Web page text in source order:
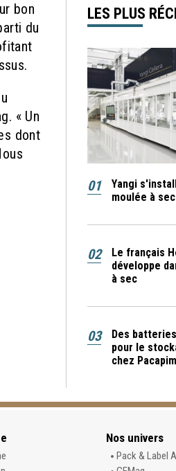
bon
du
« Un
dont
LES PLUS
01
Yangi
moulée à sec
02
Le français
développe
à sec
03
Des
pour le
chez
Nos univers
Pack & Label